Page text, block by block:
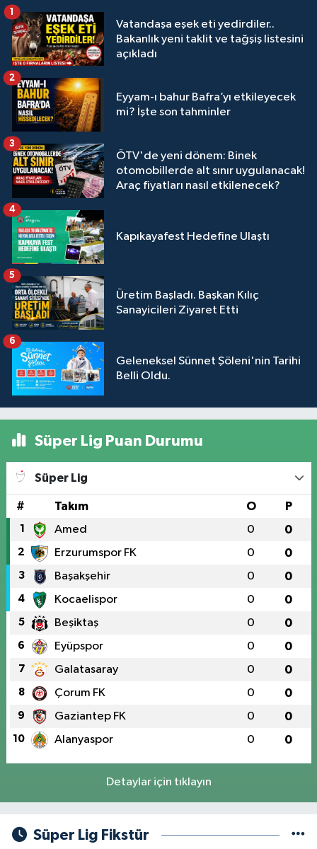
Vatandaşa eşek eti yedirdiler..
Bakanlık yeni taklit ve tağşiş listesini
açıkladı
1
Eyyam-ı bahur Bafra’yı etkileyecek
mi? İşte son tahminler
2
ÖTV'de yeni dönem: Binek
otomobillerde alt sınır uygulanacak!
Araç fiyatları nasıl etkilenecek?
3
Kapıkayafest Hedefine Ulaştı
4
Üretim Başladı. Başkan Kılıç
Sanayicileri Ziyaret Etti
5
Geleneksel Sünnet Şöleni'nin Tarihi
Belli Oldu.
6
Süper Lig Puan Durumu
Süper Lig
# Takım O P
1 Amed 0 0
2 Erzurumspor FK 0 0
3 Başakşehir 0 0
4 Kocaelispor 0 0
5 Beşiktaş 0 0
6 Eyüpspor 0 0
7 Galatasaray 0 0
8 Çorum FK 0 0
9 Gaziantep FK 0 0
10 Alanyaspor 0 0
Detaylar için tıklayın
Süper Lig Fikstür